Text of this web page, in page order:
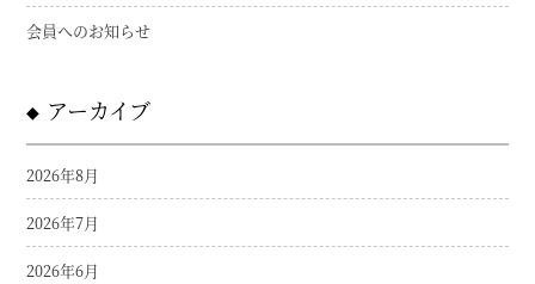
会員へのお知らせ
アーカイブ
2026年8月
2026年7月
2026年6月